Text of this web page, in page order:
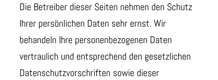
Die Betreiber dieser Seiten nehmen den Schutz
Ihrer persönlichen Daten sehr ernst. Wir
behandeln Ihre personenbezogenen Daten
vertraulich und entsprechend den gesetzlichen
Datenschutzvorschriften sowie dieser